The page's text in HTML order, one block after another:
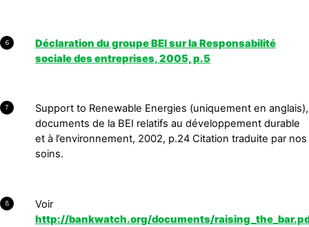
6
Déclaration du groupe BEI sur la Responsabilité
sociale des entreprises, 2005, p.5
7
Support to Renewable Energies (uniquement en anglais),
documents de la BEI relatifs au développement durable
et à l’environnement, 2002, p.24 Citation traduite par nos
soins.
8
Voir
http://bankwatch.org/documents/